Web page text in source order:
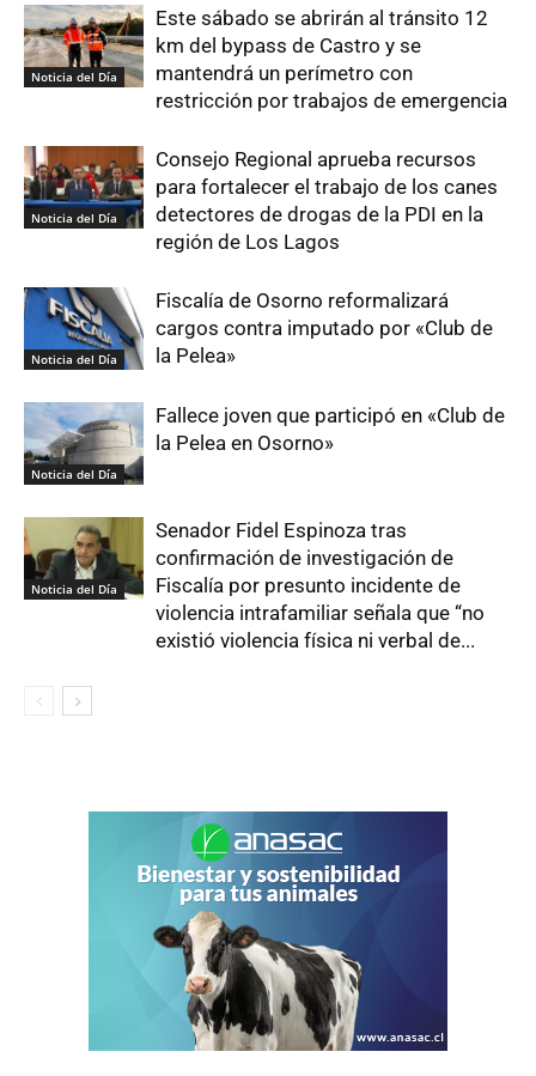
Noticia del Día
Este sábado se abrirán al tránsito 12
km del bypass de Castro y se
mantendrá un perímetro con
restricción por trabajos de emergencia
Noticia del Día
Consejo Regional aprueba recursos
para fortalecer el trabajo de los canes
detectores de drogas de la PDI en la
región de Los Lagos
Noticia del Día
Fiscalía de Osorno reformalizará
cargos contra imputado por «Club de
la Pelea»
Noticia del Día
Fallece joven que participó en «Club de
la Pelea en Osorno»
Noticia del Día
Senador Fidel Espinoza tras
confirmación de investigación de
Fiscalía por presunto incidente de
violencia intrafamiliar señala que “no
existió violencia física ni verbal de...